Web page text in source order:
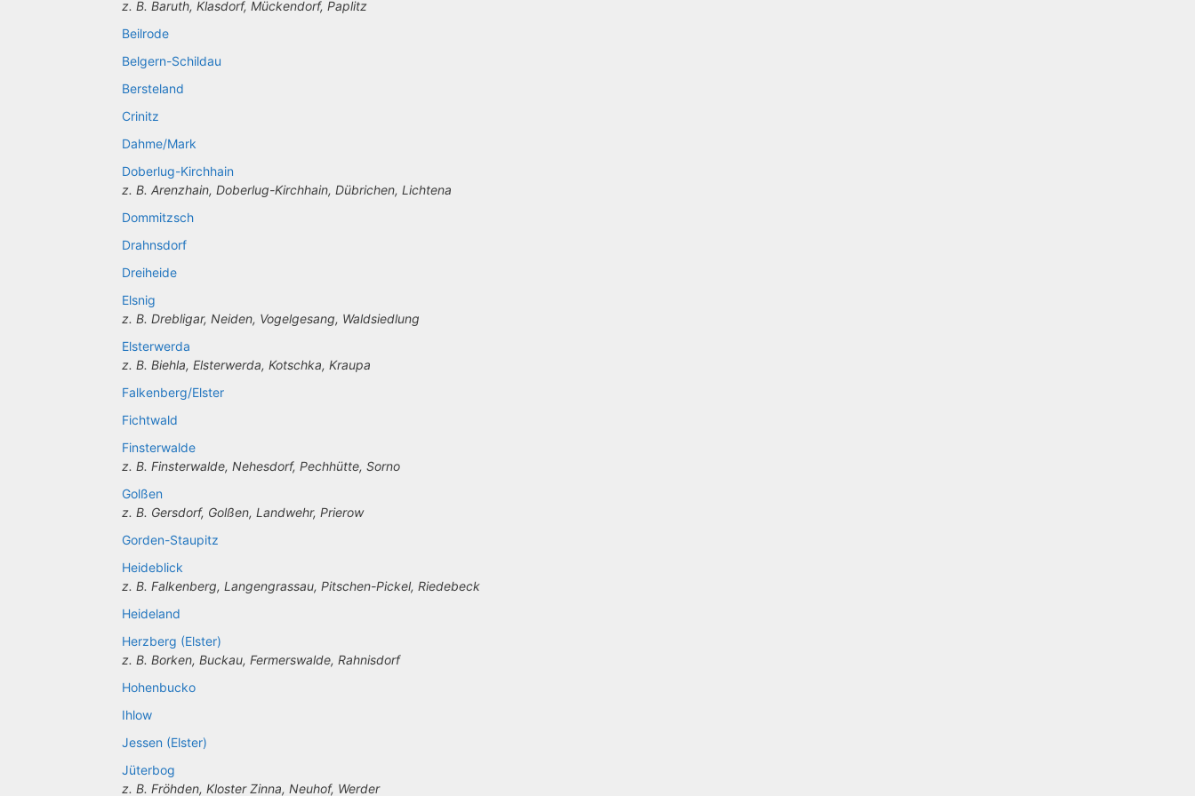
z. B. Baruth, Klasdorf, Mückendorf, Paplitz
Beilrode
Belgern-Schildau
Bersteland
Crinitz
Dahme/Mark
Doberlug-Kirchhain
z. B. Arenzhain, Doberlug-Kirchhain, Dübrichen, Lichtena
Dommitzsch
Drahnsdorf
Dreiheide
Elsnig
z. B. Drebligar, Neiden, Vogelgesang, Waldsiedlung
Elsterwerda
z. B. Biehla, Elsterwerda, Kotschka, Kraupa
Falkenberg/Elster
Fichtwald
Finsterwalde
z. B. Finsterwalde, Nehesdorf, Pechhütte, Sorno
Golßen
z. B. Gersdorf, Golßen, Landwehr, Prierow
Gorden-Staupitz
Heideblick
z. B. Falkenberg, Langengrassau, Pitschen-Pickel, Riedebeck
Heideland
Herzberg (Elster)
z. B. Borken, Buckau, Fermerswalde, Rahnisdorf
Hohenbucko
Ihlow
Jessen (Elster)
Jüterbog
z. B. Fröhden, Kloster Zinna, Neuhof, Werder